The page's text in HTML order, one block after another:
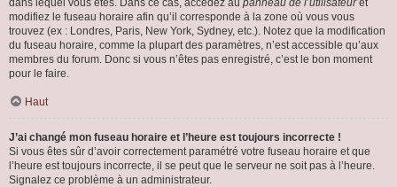
dans lequel vous êtes. Dans ce cas, accédez au panneau de l’utilisateuret
modifiez le fuseau horaire afin qu’il corresponde à la zone où vous vous
trouvez (ex : Londres, Paris, New York, Sydney, etc.). Notez que la modification
du fuseau horaire, comme la plupart des paramètres, n’est accessible qu’aux
membres du forum. Donc si vous n’êtes pas enregistré, c’est le bon moment
pour le faire.
Haut
J’ai changé mon fuseau horaire et l’heure est toujours incorrecte !
Si vous êtes sûr d’avoir correctement paramétré votre fuseau horaire et que
l’heure est toujours incorrecte, il se peut que le serveur ne soit pas à l’heure.
Signalez ce problème à un administrateur.